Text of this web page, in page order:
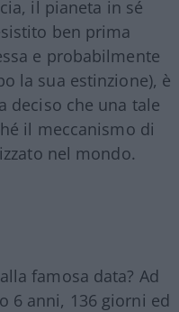
il pianeta in sé
ben prima
e probabilmente
la sua estinzione), è
deciso che una tale
il meccanismo di
nel mondo.
famosa data? Ad
6 anni, 136 giorni ed